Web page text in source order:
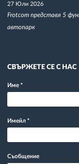
27 Юли 2026
Frotcom представя 5
автопарк
СВЪРЖЕТЕ СЕ С НАС
Име *
Имейл *
Съобщение